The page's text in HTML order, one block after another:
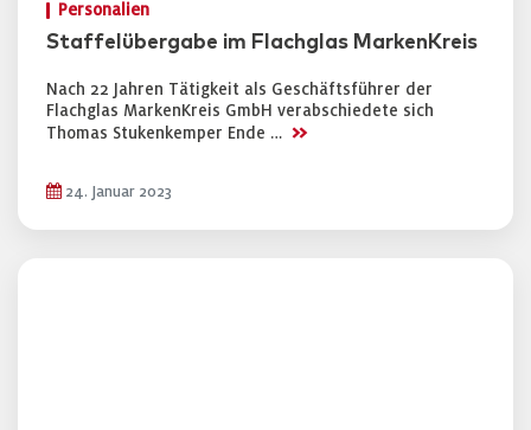
Personalien
Staffelübergabe im Flachglas MarkenKreis
Nach 22 Jahren Tätigkeit als Geschäftsführer der
Flachglas MarkenKreis GmbH verabschiedete sich
Thomas Stukenkemper Ende … >>
24. Januar 2023